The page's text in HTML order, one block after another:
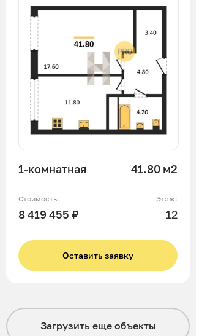
1-комнатная 41.80 м2
Стоимость:
8 419 455 ₽
Этаж:
12
Оставить заявку
Загрузить еще объекты